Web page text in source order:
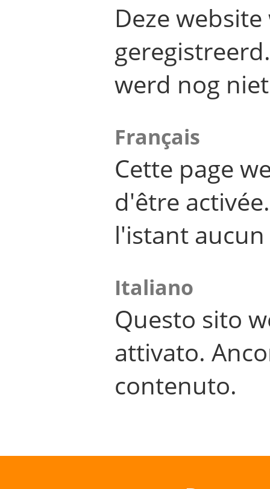
Deze
werd nog
Français
Cette page
d'être
l'istant
Italiano
Questo sito
attivato.
contenuto.